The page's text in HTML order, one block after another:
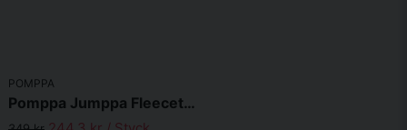
POMPPA
Pomppa Jumppa Fleecetäcke Lime